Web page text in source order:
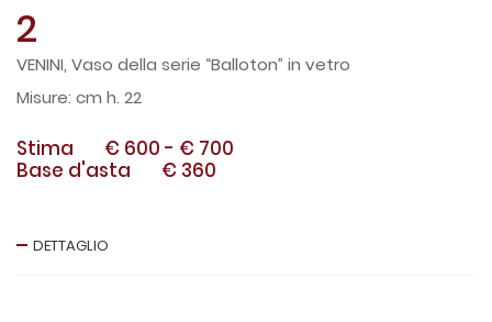
2
VENINI, Vaso della serie “Balloton” in vetro
cm h. 22
Stima € 600 - € 700
Base d'asta
€ 360
DETTAGLIO